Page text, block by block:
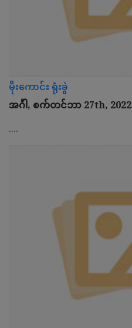
မိုးကောင်း ရုံးခွဲ
အင်္ဂါ, စက်တင်ဘာ 27th, 2022
....